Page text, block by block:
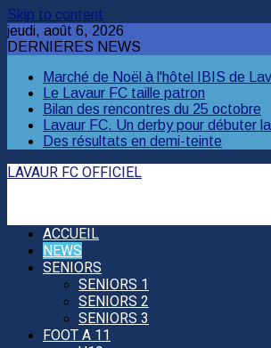
Skip to content
jeudi, août 6, 2026
DERNIERES NEWS
Marché de Noël à l'hôtel IBIS de
Le Lavaur FC taille patron
Bilan des rencontres du 25 octobre
Lavaur FC. Un derby pour débuter
Des résultats en demi-teinte
LAVAUR FC OFFICIEL
ACCUEIL
NEWS
SENIORS
SENIORS 1
SENIORS 2
SENIORS 3
FOOT A 11